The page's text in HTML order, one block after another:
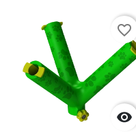

favorite_border